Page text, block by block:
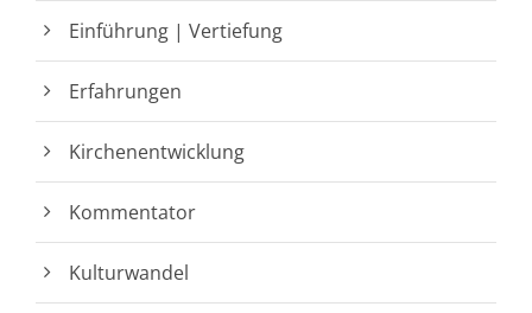
Einführung | Vertiefung
Erfahrungen
Kirchenentwicklung
Kommentator
Kulturwandel